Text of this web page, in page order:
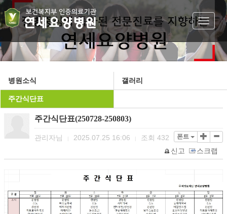
Toggle
병원소식 갤러리
주간식단표
주간식단표(250728-250803)
관리자님 2025.07.25 16:06 조회 432 폰트
신고 스크랩